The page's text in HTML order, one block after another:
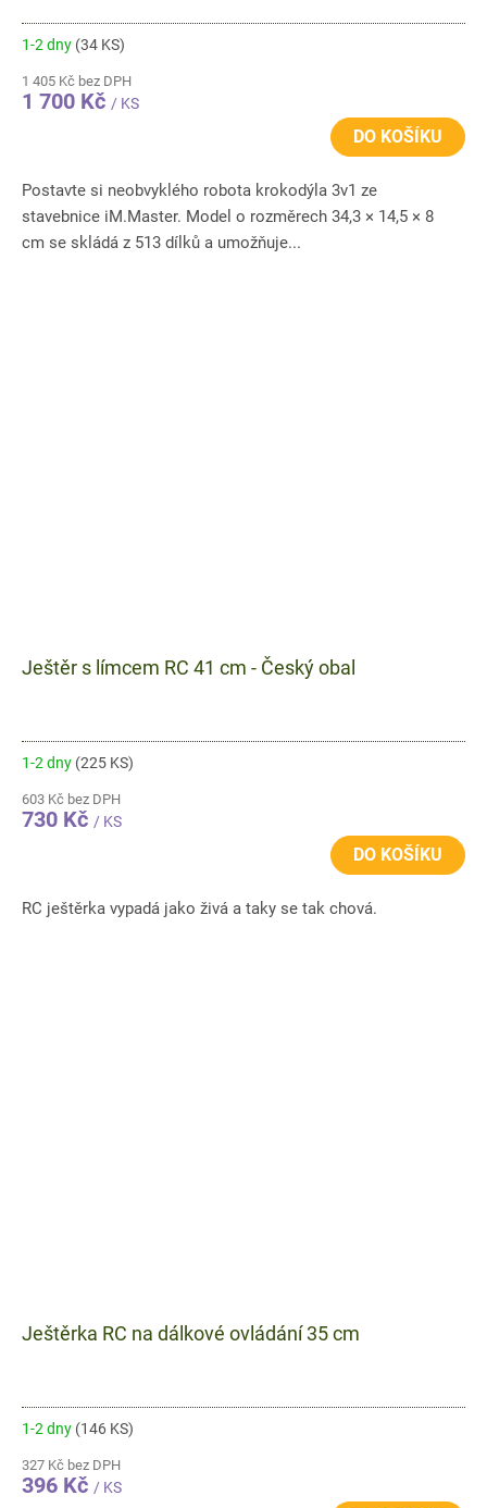
1-2 dny (34 KS)
1 405 Kč bez DPH
1 700 Kč / KS
DO KOŠÍKU
Postavte si neobvyklého robota krokodýla 3v1 ze
stavebnice iM.Master. Model o rozměrech 34,3 × 14,5 × 8
cm se skládá z 513 dílků a umožňuje...
Ještěr s límcem RC 41 cm - Český obal
1-2 dny (225 KS)
603 Kč bez DPH
730 Kč / KS
DO KOŠÍKU
RC ještěrka vypadá jako živá a taky se tak chová.
Ještěrka RC na dálkové ovládání 35 cm
1-2 dny (146 KS)
327 Kč bez DPH
396 Kč / KS